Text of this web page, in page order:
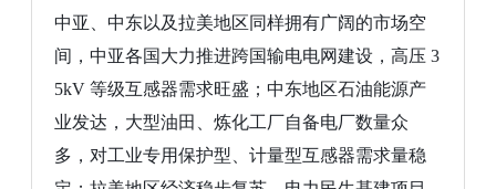
中亚、中东以及拉美地区同样拥有广阔的市场空
间，中亚各国大力推进跨国输电电网建设，高压 3
5kV 等级互感器需求旺盛；中东地区石油能源产
业发达，大型油田、炼化工厂自备电厂数量众
多，对工业专用保护型、计量型互感器需求量稳